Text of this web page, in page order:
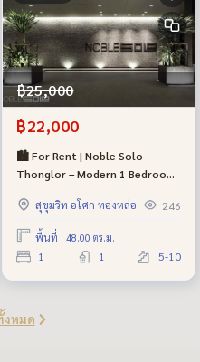
฿25,000
฿22,000
🏙 For Rent | Noble Solo
Thonglor – Modern 1 Bedroom
สุขุมวิท อโศก ทองหล่อ
246
พื้นที่ : 48.00 ตร.ม.
1 1 5-10
หมด